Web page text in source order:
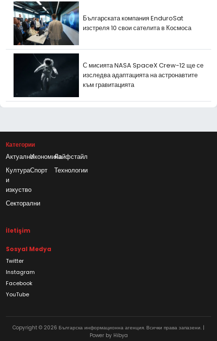
Българската компания EnduroSat
изстреля 10 свои сателита в Космоса
С мисията NASA SpaceX Crew-12 ще се
изследва адаптацията на астронавтите
към гравитацията
Категории
АктуалноИкономикаЛайфстайл
Култура
и
изкуство
Спорт Технологии
Секторални
İletişim
Sosyal Medya
Twitter
Instagram
Facebook
YouTube
Copyright © 2026 Българска информационна агенция. Всички права запазени. |
Power by Hibya